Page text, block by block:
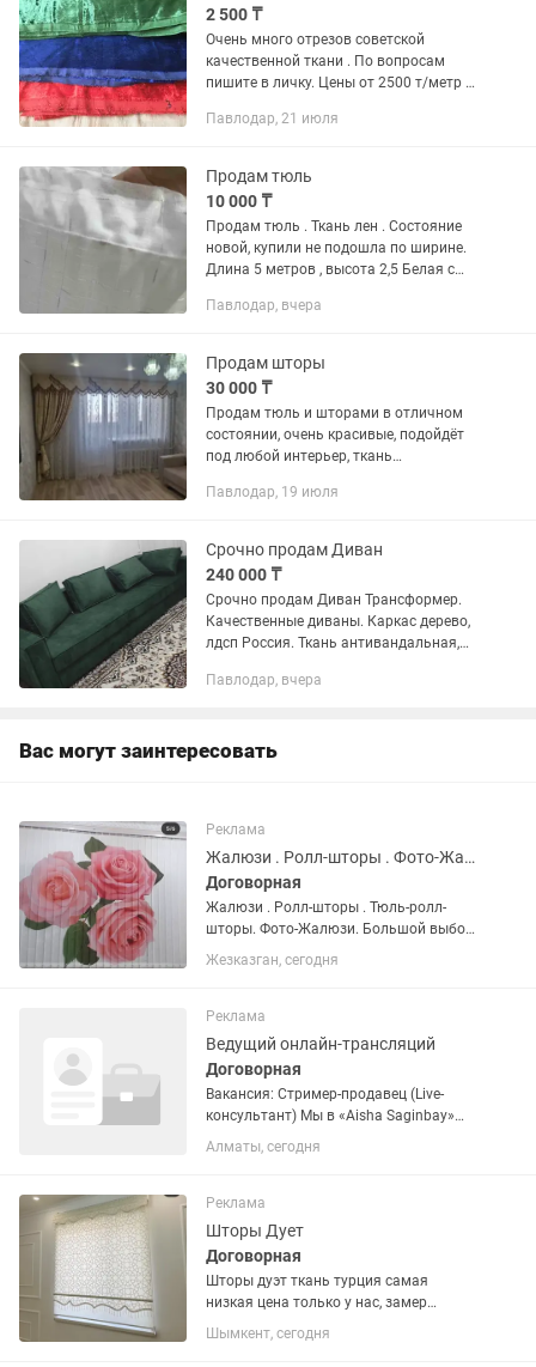
2 500 ₸
Очень много отрезов советской
качественной ткани . По вопросам
пишите в личку. Цены от 2500 т/метр и
Павлодар, 21 июля
Продам тюль
10 000 ₸
Продам тюль . Ткань лен . Состояние
новой, купили не подошла по ширине.
Длина 5 метров , высота 2,5 Белая с
Павлодар, вчера
Продам шторы
30 000 ₸
Продам тюль и шторами в отличном
состоянии, очень красивые, подойдёт
под любой интерьер, ткань
тюли 2.50, ширина 3.80, шторами
Павлодар, 19 июля
Срочно продам Диван
240 000 ₸
Срочно продам Диван Трансформер.
Качественные диваны. Каркас дерево,
лдсп Россия. Ткань антивандальная,
на заказ. Доставка по г.Павлодар до
Павлодар, вчера
Вас могут заинтересовать
Реклама
Жалюзи . Ролл-шторы . Фото-Жалюзи
Договорная
Жалюзи . Ролл-шторы . Тюль-ролл-
шторы. Фото-Жалюзи. Большой выбор
ткани
Жезказган, сегодня
Реклама
Ведущий онлайн-трансляций
Договорная
Вакансия: Стример-продавец (Live-
консультант) Мы в «Aisha Saginbay»
расширяем команду и ищем
харизматичного Стримера-продавца!
масштабный бренд мусульманской
женской одежды...
Алматы, сегодня
Реклама
Шторы Дует
Договорная
Шторы дуэт ткань турция самая
низкая цена только у нас, замер
доставка установка бесплатно
Шымкент, сегодня